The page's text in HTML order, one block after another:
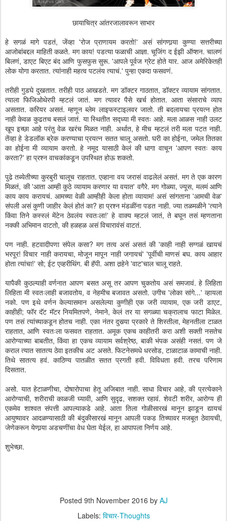
छायाचित्र आंतरजालावरून साभार
हे सगळं मागे पडतं, जेंव्हा 'रोज प्राणायम करतो!' असं सांगणार्‍या कुण्या सत्तरीच्या
आजोबांबद्दल माहिती कळते. मग काय! पडत्या फळाची आज्ञा. चूजिंग द ईझी ऑप्शन. चालणं
बिलणं, डाएट बिएट बंद आणि फुसफुस सुरू. 'आपले पूर्वज ग्रेट होते यार. आज अमेरिकेतही
लोक योगा करतात. त्यांनाही महत्व पटलंय त्याचं.' पुन्हा एकदा फसवणं.
तरीही गुडघे दुखतात. तरीही पाठ आखडते. मग डॉक्टर गाठतात, डॉक्टर व्यायाम सांगतात.
त्याला फिजिओथेरपी म्हटलं जातं. मग त्यावर पैसे खर्च होतात. आता संसाराचे व्याप
असतात. करियर असतं. म्हणून ब्लेम लाइफस्टाइलवर जातो. ती बदलायचा प्रयत्न होत
नाही केवळ कुढतच बसलं जातं. या स्थितीत सद्ध्या मी स्वतः आहे. मला आळस नाही उलट
खूप इच्छा आहे परंतु वेळ खरंच मिळत नाही. अर्थात, हे मीच म्हटलं तरी मला पटत नाही.
तेंव्हा हे डेडलॉक ब्रेक करण्याचा प्रयत्न सतत चालू असतो. घरी का होईना, जमेल तितका
का होईना मी व्यायाम करतो. हे नमूद यासाठी केलं की धागा वाचून 'आपण स्वतः काय
करता?' हा प्रश्न वाचकांकडून उपस्थित होऊ शकतो.
पुढे तब्येतीच्या कुरबुरी चालूच राहतात. एव्हाना वय जरासं वाढलेलं असतं. मग ते एक कारण
मिळतं, की 'आता आम्ही कुठे व्यायाम करणार या वयात' वगैरे. मग गोळ्या, ज्यूस, मलमं आणि
काय काय करायचं. आमच्या वेळी आम्हीही केला होता व्यायाम! असं सांगताना 'आमची वेळ'
संपली असं कुणी जाहीर केलं होतं का? हा प्रश्न मंडळींना पडत नाही. ज्या तळमळीने 'त्याने
किंवा तिने कस्स्लं मेंटेन ठेवलंय स्वतःला!' हे वाक्य म्हटलं जातं, ते बघून तसं म्हणताना
नक्की अभिमान वाटतो, की हळहळ असं विचारावंसं वाटतं.
पण नाही. हटवादीपणा संपेल कसा? मग तत्व असं असतं की 'काही नाही सग्गळं खायचं
भरपूर! विचार नाही करायचा, मोजून मापून नाही जगायचं' 'पूर्वीची माणसं बघ. काय आहार
होता त्यांचा!' सो; ईट एव्हरीथिंग. बी हॅपी. अशा तर्‍हेने 'वाट'चाल चालू राहते.
यापैकी कुठल्याही वर्णनात आपण बसत असू तर आपण चुकतोय असं समजावं. हे लिहिता
लिहिता मी स्वतःलाही बजावतोय, व नेहमीच बजावत असतो. उगीच 'लोका सांगे...' व्हायला
नको. पण इथे वर्णन केल्यासमान असलेल्या कुणीही एक जरी व्यायाम, एक जरी डाएट,
काहीही; फॉर दॅट मॅटर नियमितपणे, नेमाने, केलं तर या सगळ्या चक्रालाच फाटा मिळेल.
पण तसं त्यांच्याकडून होतच नाही. एका नंतर दुसर्‍या प्रकारे ते शिस्तीला, मेहनतीला टाळत
राहतात, आणि स्वतःला फसवत राहतात. अमूक एकच काहीतरी करा अशी सक्ती नसतेच
आरोग्याच्या बाबतीत, किंवा हा एकच व्यायाम सर्वश्रेष्ठ, बाकी भंपक असंही नसतं. पण जे
कराल त्यात सातत्य ठेवा इतकीच अट असते. फिटनेसमधे धरसोड, टाळाटाळ कामाची नाही.
तिथे सातत्य हवं. काठिण्य पातळीत सतत प्रगती हवी. विविधता हवी. तरच परिणाम
दिसतात.
असो. यात हेटाळणीचा, दोषारोपाचा हेतू अजिबात नाही. साधा विचार आहे, की प्रत्येकाने
आरोग्याची, शरीराची काळजी घ्यावी, आणि सुदृढ, सशक्त रहावं. शेवटी शरीर, आरोग्य ही
एकमेव शाश्वत संपत्ती आपल्याकडे आहे. आता तिला गोळीसारखं मानून झाडून द्यायचं
आयुष्यावर आदळण्यासाठी की बंदुकीसारखं मानून आपली पकड तिच्यावर मजबूत ठेवायची,
जेणेकरून येणार्‍या अडचणींचा वेध घेता येईल, हा आपापला निर्णय आहे.
शुभेच्छा.
Posted 9th November 2016 by AJ
Labels: विचार-Thoughts